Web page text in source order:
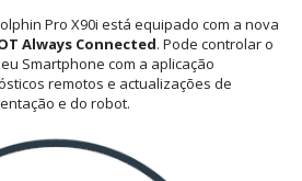
Pro X90i está equipado com a nova
Always Connected. Pode controlar o
Smartphone com a aplicação
remotos e actualizações de
e do robot.